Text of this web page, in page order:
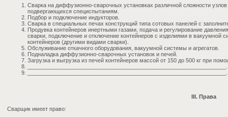
Сварка на диффузионно-сварочных установках различной сложности
подвергающихся специспытаниям.
Подбор и подключение индукторов.
Сварка в специальных печах конструкций типа сотовых панелей с
Продувка контейнеров инертными газами, подача и регулирование
сварки, подключение и отключение контейнеров с изделиями в вакуумной
контейнеров (другими видами сварки).
Обслуживание откачного оборудования, вакуумной системы и агрегатов.
Подналадка диффузионно-сварочных установок и печей.
Загрузка и выгрузка из печей контейнеров массой от 150 до 500 кг при
III. Права
Сварщик имеет право: